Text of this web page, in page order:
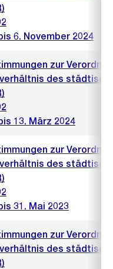
6. November 2024
zur
des
13. März 2024
zur
des
31. Mai 2023
zur
des